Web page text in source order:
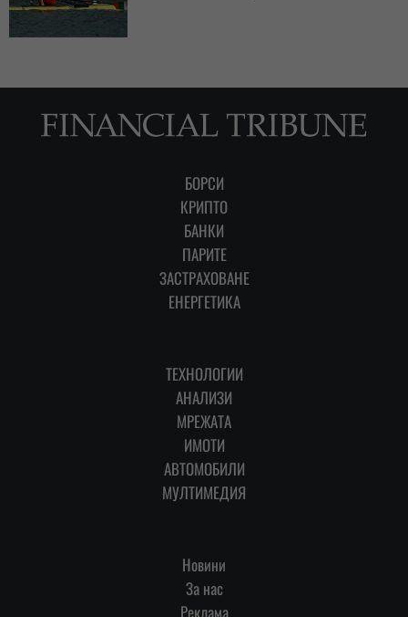
БОРСИ
КРИПТО
БАНКИ
ПАРИТЕ
ЗАСТРАХОВАНЕ
ЕНЕРГЕТИКА
ТЕХНОЛОГИИ
АНАЛИЗИ
МРЕЖАТА
ИМОТИ
АВТОМОБИЛИ
МУЛТИМЕДИЯ
Новини
За нас
Реклама